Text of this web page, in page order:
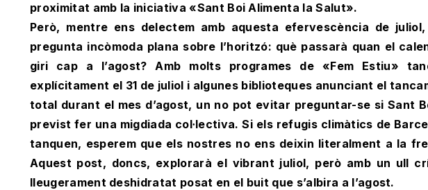
proximitat amb la iniciativa «Sant Boi Alimenta la Salut».
Però, mentre ens delectem amb aquesta efervescència de
pregunta incòmoda plana sobre l’horitzó: què passarà quan el
giri cap a l’agost? Amb molts programes de «Fem Estiu»
explícitament el 31 de juliol i algunes biblioteques anunciant el
total durant el mes d’agost, un no pot evitar preguntar-se si Sant
previst fer una migdiada col·lectiva. Si els refugis climàtics de
tanquen, esperem que els nostres no ens deixin literalment a la
Aquest post, doncs, explorarà el vibrant juliol, però amb un ull
lleugerament deshidratat posat en el buit que s’albira a l’agost.